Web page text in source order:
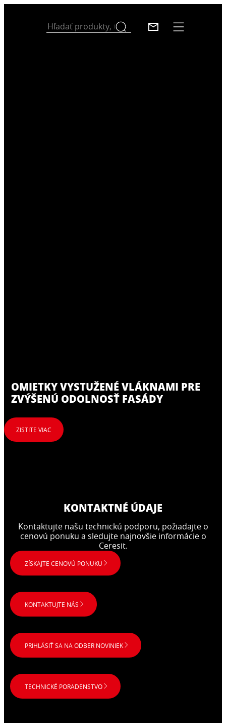
OMIETKY VYSTUŽENÉ VLÁKNAMI PRE
ZVÝŠENÚ ODOLNOSŤ FASÁDY
ZISTITE VIAC
KONTAKTNÉ ÚDAJE
Kontaktujte našu technickú podporu, požiadajte o
cenovú ponuku a sledujte najnovšie informácie o
Ceresit.
ZÍSKAJTE CENOVÚ PONUKU
KONTAKTUJTE NÁS
PRIHLÁSIŤ SA NA ODBER NOVINIEK
TECHNICKÉ PORADENSTVO